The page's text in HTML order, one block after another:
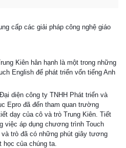
cấp các giải pháp công nghệ giáo
Kiên hân hạnh là một trong những
English để phát triển vốn tiếng Anh
diện công ty TNHH Phát triển và
Epro đã đến tham quan trường
dạy của cô và trò Trung Kiên. Tiết
việc áp dụng chương trình Touch
trò đã có những phút giây tương
học của chúng ta.